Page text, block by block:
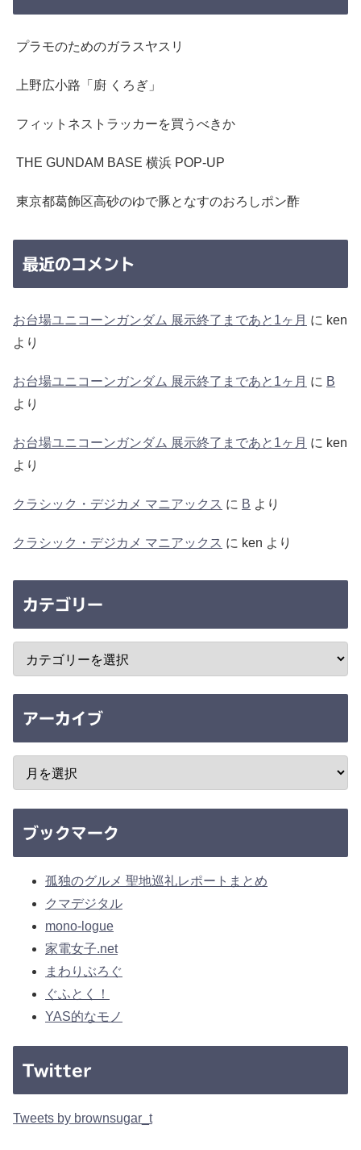
プラモのためのガラスヤスリ
上野広小路「廚 くろぎ」
フィットネストラッカーを買うべきか
THE GUNDAM BASE 横浜 POP-UP
東京都葛飾区高砂のゆで豚となすのおろしポン酢
最近のコメント
お台場ユニコーンガンダム 展示終了まであと1ヶ月 に ken
より
お台場ユニコーンガンダム 展示終了まであと1ヶ月 に B
より
お台場ユニコーンガンダム 展示終了まであと1ヶ月 に ken
より
クラシック・デジカメ マニアックス に B より
クラシック・デジカメ マニアックス に ken より
カテゴリー
アーカイブ
ブックマーク
孤独のグルメ 聖地巡礼レポートまとめ
クマデジタル
mono-logue
家電女子.net
まわりぶろぐ
ぐふとく！
YAS的なモノ
Twitter
Tweets by brownsugar_t